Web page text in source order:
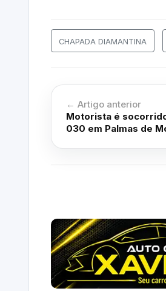
CHAPADA DIAMANTINA
← Artigo anterior
Motorista é
030 em Palmas de